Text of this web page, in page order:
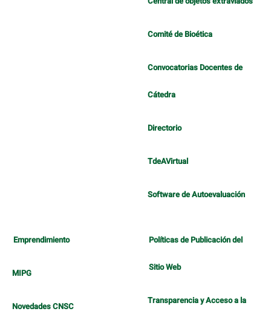
Comité de Bioética
Convocatorias Docentes de
Cátedra
Directorio
TdeAVirtual
Software de Autoevaluación
Emprendimiento
MIPG
Novedades CNSC
Políticas de Publicación del
Sitio Web
Transparencia y Acceso a la